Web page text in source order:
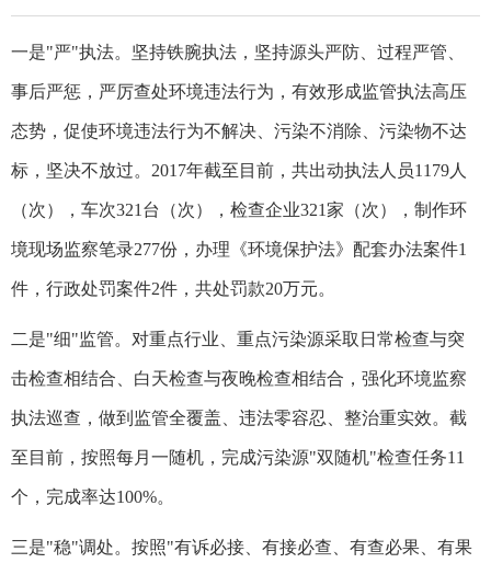
一是"严"执法。坚持铁腕执法，坚持源头严防、过程严管、
事后严惩，严厉查处环境违法行为，有效形成监管执法高压
态势，促使环境违法行为不解决、污染不消除、污染物不达
标，坚决不放过。2017年截至目前，共出动执法人员1179人
（次），车次321台（次），检查企业321家（次），制作环
境现场监察笔录277份，办理《环境保护法》配套办法案件1
件，行政处罚案件2件，共处罚款20万元。
二是"细"监管。对重点行业、重点污染源采取日常检查与突
击检查相结合、白天检查与夜晚检查相结合，强化环境监察
执法巡查，做到监管全覆盖、违法零容忍、整治重实效。截
至目前，按照每月一随机，完成污染源"双随机"检查任务11
个，完成率达100%。
三是"稳"调处。按照"有诉必接、有接必查、有查必果、有果